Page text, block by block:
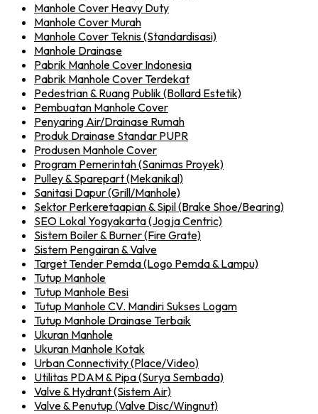
Manhole Cover Heavy Duty
Manhole Cover Murah
Manhole Cover Teknis (Standardisasi)
Manhole Drainase
Pabrik Manhole Cover Indonesia
Pabrik Manhole Cover Terdekat
Pedestrian & Ruang Publik (Bollard Estetik)
Pembuatan Manhole Cover
Penyaring Air/Drainase Rumah
Produk Drainase Standar PUPR
Produsen Manhole Cover
Program Pemerintah (Sanimas Proyek)
Pulley & Sparepart (Mekanikal)
Sanitasi Dapur (Grill/Manhole)
Sektor Perkeretaapian & Sipil (Brake Shoe/Bearing)
SEO Lokal Yogyakarta (Jogja Centric)
Sistem Boiler & Burner (Fire Grate)
Sistem Pengairan & Valve
Target Tender Pemda (Logo Pemda & Lampu)
Tutup Manhole
Tutup Manhole Besi
Tutup Manhole CV. Mandiri Sukses Logam
Tutup Manhole Drainase Terbaik
Ukuran Manhole
Ukuran Manhole Kotak
Urban Connectivity (Place/Video)
Utilitas PDAM & Pipa (Surya Sembada)
Valve & Hydrant (Sistem Air)
Valve & Penutup (Valve Disc/Wingnut)